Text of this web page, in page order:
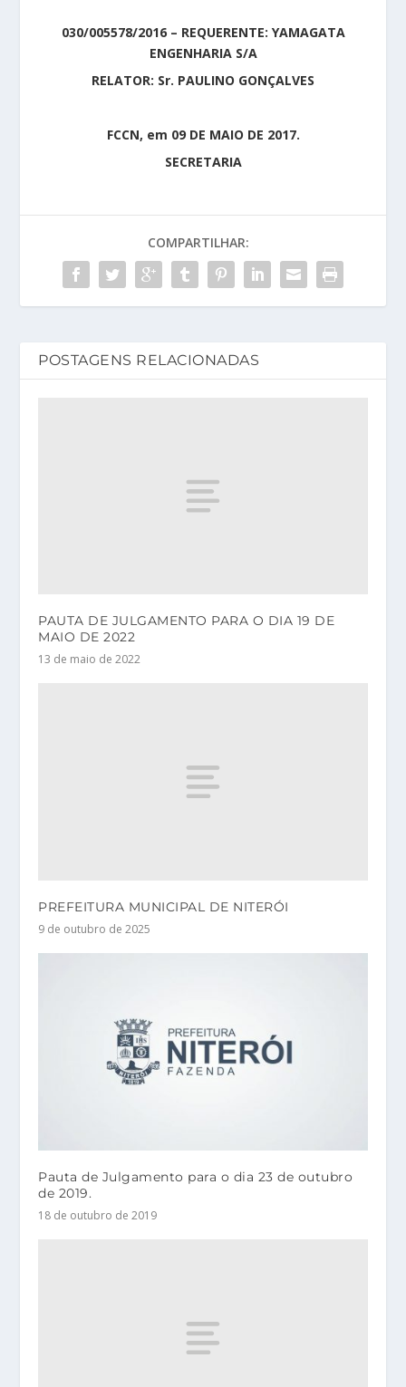
030/005578/2016 – REQUERENTE: YAMAGATA
ENGENHARIA S/A
RELATOR: Sr. PAULINO GONÇALVES
FCCN, em 09 DE MAIO DE 2017.
SECRETARIA
COMPARTILHAR:
POSTAGENS RELACIONADAS
PAUTA DE JULGAMENTO PARA O DIA 19 DE
MAIO DE 2022
13 de maio de 2022
PREFEITURA MUNICIPAL DE NITERÓI
9 de outubro de 2025
Pauta de Julgamento para o dia 23 de outubro
de 2019.
18 de outubro de 2019